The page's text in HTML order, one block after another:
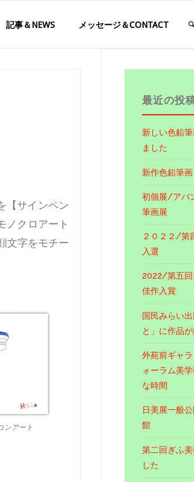
記事＆NEWS メッセージ＆CONTACT
【サインペン
ノクロアート
文字をモチー
ンアート
最近の投
新しい色鉛
ました
新作色鉛筆
初個展/アバ
筆画展
２０２２/第
入選
2022/第五回
佳作入賞
国民みらい
と」に作品
外苑前ギャ
ォーラム美
な時間
日美展一般
館
第二回ぎふ
した